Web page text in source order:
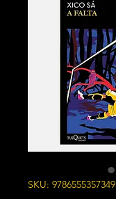
SKU: 9786555357349